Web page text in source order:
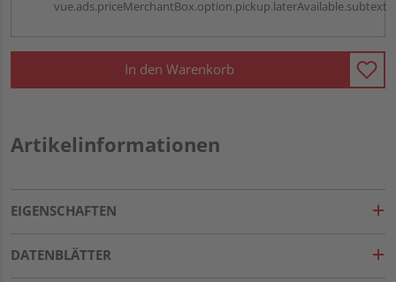
vue.ads.priceMerchantBox.option.pickup.laterAvailable.subtext
In den Warenkorb
Artikelinformationen
EIGENSCHAFTEN
DATENBLÄTTER